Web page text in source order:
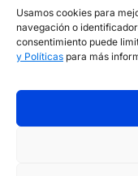
Usamos cookies para
navegación o
consentimiento puede
y Políticas para más
Ayuda y